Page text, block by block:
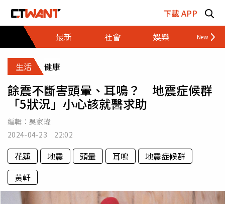
下載 APP
最新
社會 娛樂 財經
生活 健康
餘震不斷害頭暈、耳鳴？ 地震症候群
「5狀況」小心該就醫求助
編輯： 吳家瑋
2024-04-23 22:02
花蓮 地震 頭暈 耳鳴
地震症候群
黃軒